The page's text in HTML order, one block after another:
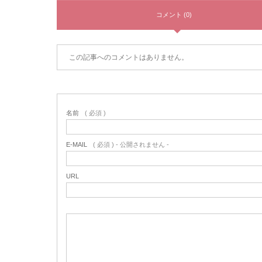
コメント (0)
この記事へのコメントはありません。
名前 ( 必須 )
E-MAIL ( 必須 ) - 公開されません -
URL